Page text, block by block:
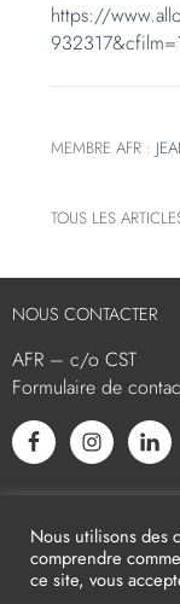
https://
MEMBRE AFR :
NOUS CONTACTER
AFR – c/o CST
Formulaire de
Nous utilisons des
comprendre
ce site, vous